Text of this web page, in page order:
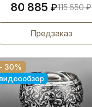
80 885 ₽115 550₽
Предзаказ
- 30%
видеообзор